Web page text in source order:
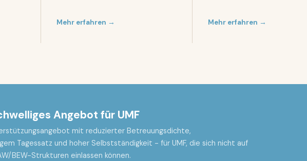
Mehr erfahren → Mehr erfahren →
Angebot für UMF
mit reduzierter Betreuungsdichte,
Tagessatz und hoher Selbstständigkeit - für UMF, die sich nicht auf
BEW-Strukturen einlassen können.